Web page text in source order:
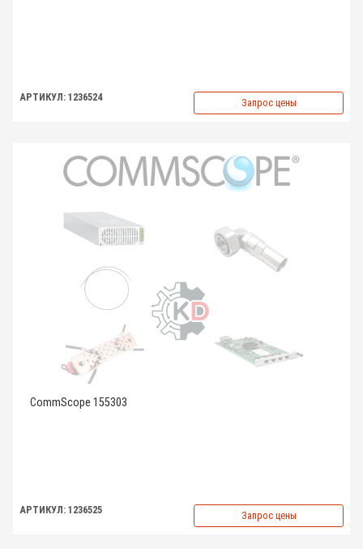
АРТИКУЛ: 1236524 Запрос цены
CommScope 155303
АРТИКУЛ: 1236525 Запрос цены